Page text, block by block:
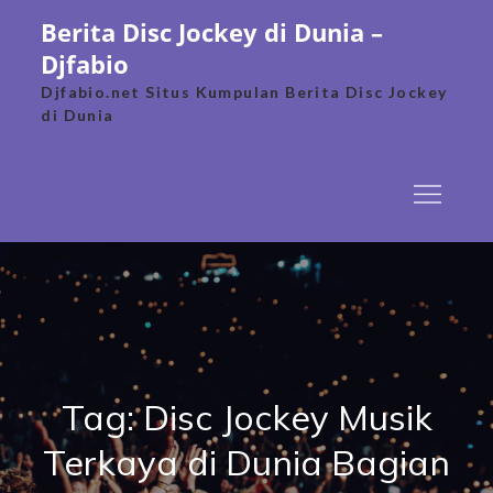
content
Berita Disc Jockey di Dunia –
Djfabio
Djfabio.net Situs Kumpulan Berita Disc Jockey
di Dunia
Tag:Disc Jockey Musik
Terkaya di Dunia Bagian